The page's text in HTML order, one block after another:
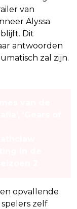
van
Alyssa
Dit
antwoorden
zal zijn.
opvallende
spelers zelf